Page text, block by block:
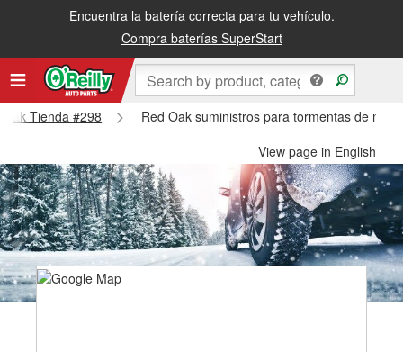
Encuentra la batería correcta para tu vehículo.
Compra baterías SuperStart
Tienda #298
Red Oak suministros para tormentas de
View page in English